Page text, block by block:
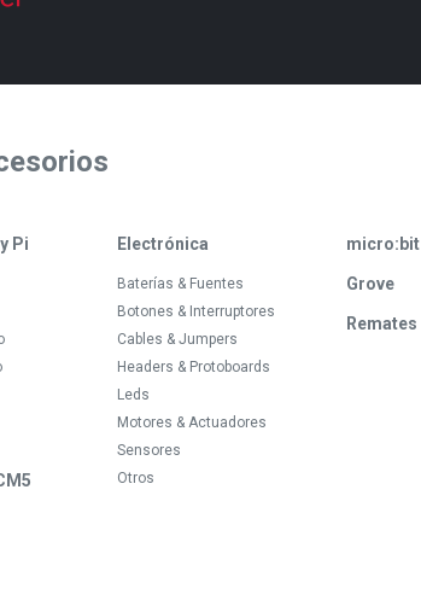
Pi Electrónica
Baterías & Fuentes
Botones & Interruptores
Cables & Jumpers
Headers & Protoboards
Leds
Motores & Actuadores
Sensores
Otros
micro:bit
Grove
Remates